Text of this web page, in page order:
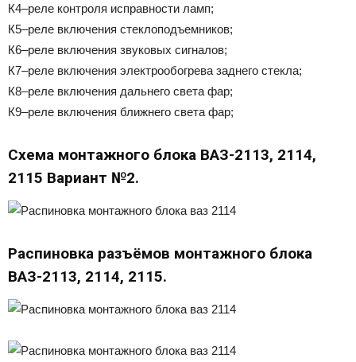
К4–реле контроля исправности ламп;
К5–реле включения стеклоподъемников;
К6–реле включения звуковых сигналов;
К7–реле включения электрообогрева заднего стекла;
К8–реле включения дальнего света фар;
К9–реле включения ближнего света фар;
Схема монтажного блока ВАЗ-2113, 2114,
2115 Вариант №2.
Распиновка разъёмов монтажного блока
ВАЗ-2113, 2114, 2115.